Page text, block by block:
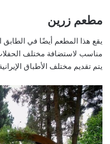
مطعم زرين
يقع هذا المطعم أيضًا في
مناسب لاستضافة مختلف
يتم تقديم مختلف الأطباق